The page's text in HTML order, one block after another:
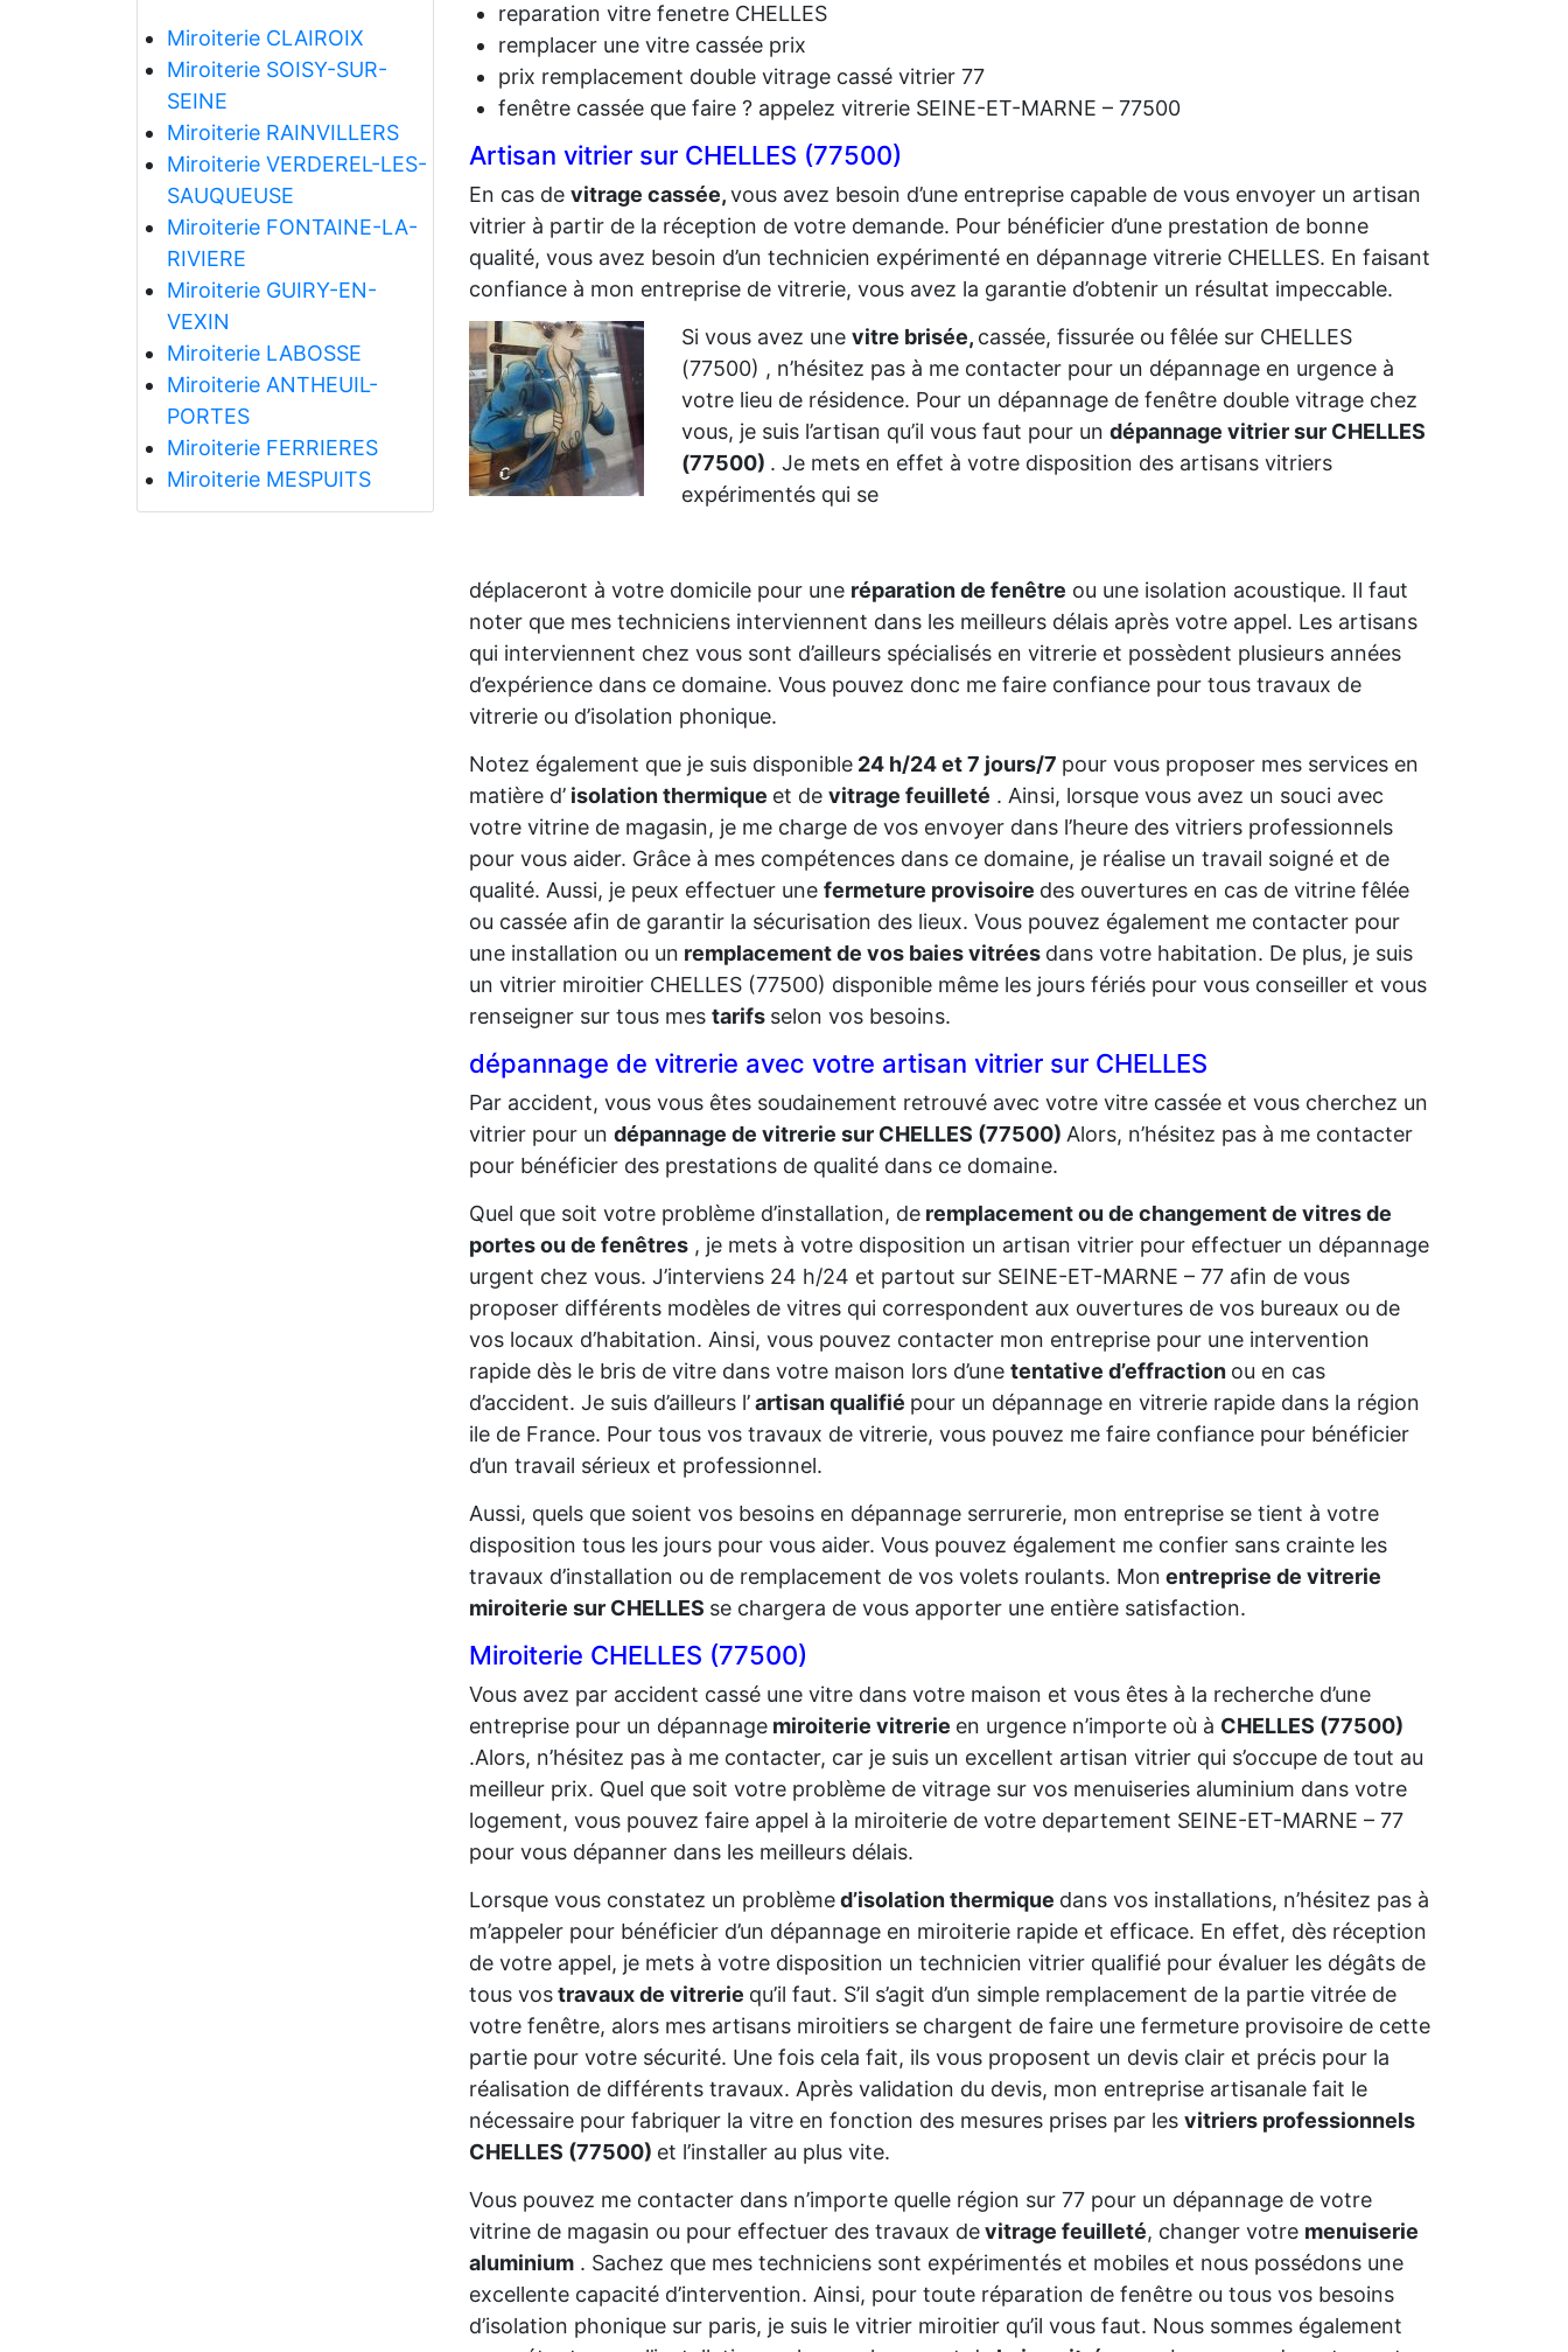
Miroiterie CLAIROIX
Miroiterie SOISY-SUR-
SEINE
Miroiterie RAINVILLERS
Miroiterie VERDEREL-LES-
SAUQUEUSE
Miroiterie FONTAINE-LA-
RIVIERE
Miroiterie GUIRY-EN-
VEXIN
Miroiterie LABOSSE
Miroiterie ANTHEUIL-
PORTES
Miroiterie FERRIERES
Miroiterie MESPUITS
reparation vitre fenetre CHELLES
remplacer une vitre cassée prix
prix remplacement double vitrage cassé vitrier 77
fenêtre cassée que faire ? appelez vitrerie SEINE-ET-MARNE – 77500
Artisan vitrier sur CHELLES (77500)
En cas de vitrage cassée,vous avez besoin d’une entreprise capable de vous envoyer un artisan
vitrier à partir de la réception de votre demande. Pour bénéficier d’une prestation de bonne
qualité, vous avez besoin d’un technicien expérimenté en dépannage vitrerie CHELLES. En faisant
confiance à mon entreprise de vitrerie, vous avez la garantie d’obtenir un résultat impeccable.
Si vous avez unevitre brisée, cassée, fissurée ou fêlée sur CHELLES
(77500) , n’hésitez pas à me contacter pour un dépannage en urgence à
votre lieu de résidence. Pour un dépannage de fenêtre double vitrage chez
vous, je suis l’artisan qu’il vous faut pour undépannage vitrier sur CHELLES
(77500) . Je mets en effet à votre disposition des artisans vitriers
expérimentés qui se
déplaceront à votre domicile pour une réparation de fenêtre ou une isolation acoustique. Il faut
noter que mes techniciens interviennent dans les meilleurs délais après votre appel. Les artisans
qui interviennent chez vous sont d’ailleurs spécialisés en vitrerie et possèdent plusieurs années
d’expérience dans ce domaine. Vous pouvez donc me faire confiance pour tous travaux de
vitrerie ou d’isolation phonique.
Notez également que je suis disponible 24 h/24 et 7 jours/7 pour vous proposer mes services en
matière d’ isolation thermique et de vitrage feuilleté . Ainsi, lorsque vous avez un souci avec
votre vitrine de magasin, je me charge de vos envoyer dans l’heure des vitriers professionnels
pour vous aider. Grâce à mes compétences dans ce domaine, je réalise un travail soigné et de
qualité. Aussi, je peux effectuer une fermeture provisoire des ouvertures en cas de vitrine fêlée
ou cassée afin de garantir la sécurisation des lieux. Vous pouvez également me contacter pour
une installation ou un remplacement de vos baies vitrées dans votre habitation. De plus, je suis
un vitrier miroitier CHELLES (77500) disponible même les jours fériés pour vous conseiller et vous
renseigner sur tous mes tarifs selon vos besoins.
dépannage de vitrerie avec votre artisan vitrier sur CHELLES
Par accident, vous vous êtes soudainement retrouvé avec votre vitre cassée et vous cherchez un
vitrier pour un dépannage de vitrerie sur CHELLES (77500) Alors, n’hésitez pas à me contacter
pour bénéficier des prestations de qualité dans ce domaine.
Quel que soit votre problème d’installation, de remplacement ou de changement de vitres de
portes ou de fenêtres , je mets à votre disposition un artisan vitrier pour effectuer un dépannage
urgent chez vous. J’interviens 24 h/24 et partout sur SEINE-ET-MARNE – 77 afin de vous
proposer différents modèles de vitres qui correspondent aux ouvertures de vos bureaux ou de
vos locaux d’habitation. Ainsi, vous pouvez contacter mon entreprise pour une intervention
rapide dès le bris de vitre dans votre maison lors d’une tentative d’effraction ou en cas
d’accident. Je suis d’ailleurs l’artisan qualifié pour un dépannage en vitrerie rapide dans la région
ile de France. Pour tous vos travaux de vitrerie, vous pouvez me faire confiance pour bénéficier
d’un travail sérieux et professionnel.
Aussi, quels que soient vos besoins en dépannage serrurerie, mon entreprise se tient à votre
disposition tous les jours pour vous aider. Vous pouvez également me confier sans crainte les
travaux d’installation ou de remplacement de vos volets roulants. Mon entreprise de vitrerie
miroiterie sur CHELLES se chargera de vous apporter une entière satisfaction.
Miroiterie CHELLES (77500)
Vous avez par accident cassé une vitre dans votre maison et vous êtes à la recherche d’une
entreprise pour un dépannage miroiterie vitrerie en urgence n’importe où à CHELLES (77500)
.Alors, n’hésitez pas à me contacter, car je suis un excellent artisan vitrier qui s’occupe de tout au
meilleur prix. Quel que soit votre problème de vitrage sur vos menuiseries aluminium dans votre
logement, vous pouvez faire appel à la miroiterie de votre departement SEINE-ET-MARNE – 77
pour vous dépanner dans les meilleurs délais.
Lorsque vous constatez un problèmed’isolation thermique dans vos installations, n’hésitez pas à
m’appeler pour bénéficier d’un dépannage en miroiterie rapide et efficace. En effet, dès réception
de votre appel, je mets à votre disposition un technicien vitrier qualifié pour évaluer les dégâts de
tous vostravaux de vitrerie qu’il faut. S’il s’agit d’un simple remplacement de la partie vitrée de
votre fenêtre, alors mes artisans miroitiers se chargent de faire une fermeture provisoire de cette
partie pour votre sécurité. Une fois cela fait, ils vous proposent un devis clair et précis pour la
réalisation de différents travaux. Après validation du devis, mon entreprise artisanale fait le
nécessaire pour fabriquer la vitre en fonction des mesures prises par les vitriers professionnels
CHELLES (77500) et l’installer au plus vite.
Vous pouvez me contacter dans n’importe quelle région sur 77 pour un dépannage de votre
vitrine de magasin ou pour effectuer des travaux devitrage feuilleté, changer votre menuiserie
aluminium . Sachez que mes techniciens sont expérimentés et mobiles et nous possédons une
excellente capacité d’intervention. Ainsi, pour toute réparation de fenêtre ou tous vos besoins
d’isolation phonique sur paris, je suis le vitrier miroitier qu’il vous faut. Nous sommes également